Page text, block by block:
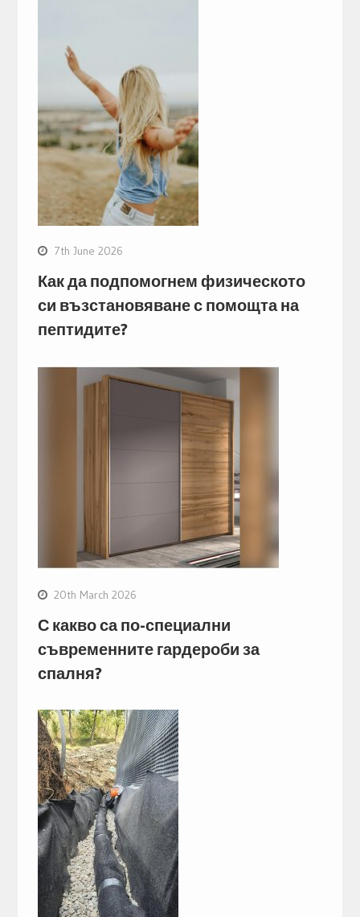
7th June 2026
Как да подпомогнем физическото
си възстановяване с помощта на
пептидите?
20th March 2026
С какво са по-специални
съвременните гардероби за
спалня?